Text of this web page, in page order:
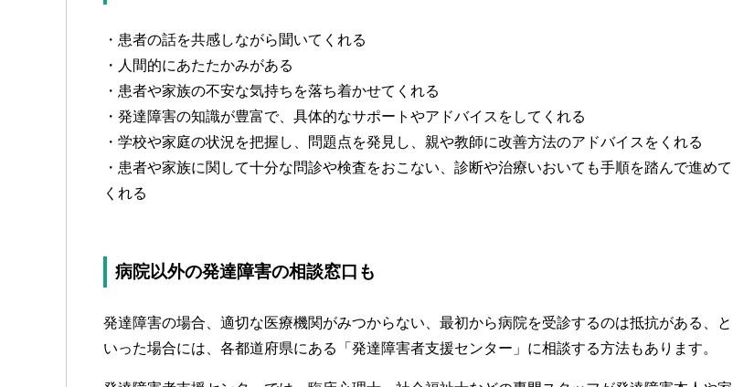
・患者の話を共感しながら聞いてくれる
・人間的にあたたかみがある
・患者や家族の不安な気持ちを落ち着かせてくれる
・発達障害の知識が豊富で、具体的なサポートやアドバイスをしてくれる
・学校や家庭の状況を把握し、問題点を発見し、親や教師に改善方法のアドバイスをくれる
・患者や家族に関して十分な問診や検査をおこない、診断や治療いおいても手順を踏んで進めて
くれる
病院以外の発達障害の相談窓口も
発達障害の場合、適切な医療機関がみつからない、最初から病院を受診するのは抵抗がある、と
いった場合には、各都道府県にある「発達障害者支援センター」に相談する方法もあります。